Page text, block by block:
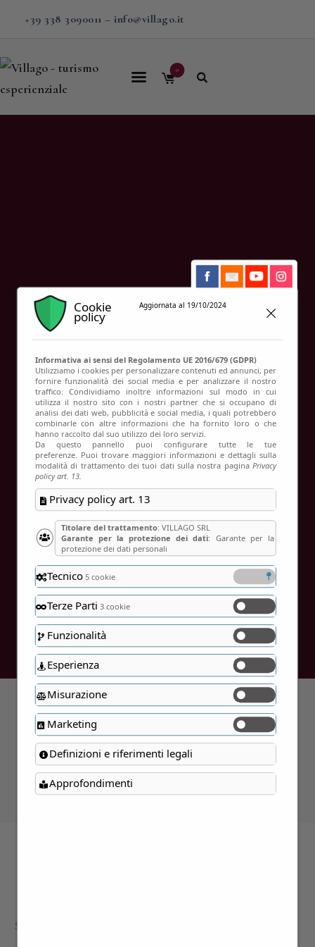
+39 338 3090011 – info@villago.it
0
Verifica disponibilità
Home Verifica disponibilità
Home
Magazine
Contatti
Errore:
trovato.
Siamo a disposizione per approfondire i
Cookie
policy
Aggiornata al 19/10/2024
Informativa ai sensi del Regolamento UE 2016/679 (GDPR)
Utilizziamo i cookies per personalizzare contenuti ed annunci, per
fornire funzionalità dei social media e per analizzare il nostro
traffico. Condividiamo inoltre informazioni sul modo in cui
utilizza il nostro sito con i nostri partner che si occupano di
analisi dei dati web, pubblicità e social media, i quali potrebbero
combinarle con altre informazioni che ha fornito loro o che
hanno raccolto dal suo utilizzo dei loro servizi.
Da questo pannello puoi configurare tutte le tue
preferenze. Puoi trovare maggiori informazioni e dettagli sulla
modalità di trattamento dei tuoi dati sulla nostra paginaPrivacy
policy art. 13.
Privacy policy art. 13
Titolare del trattamento: VILLAGO SRL
Garante per la protezione dei dati: Garante per la
protezione dei dati personali
Tecnico5 cookie
Terze Parti 3 cookie
Funzionalità
Esperienza
Misurazione
Marketing
Definizioni e riferimenti legali
Approfondimenti